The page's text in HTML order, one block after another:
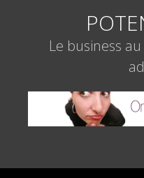
Le business